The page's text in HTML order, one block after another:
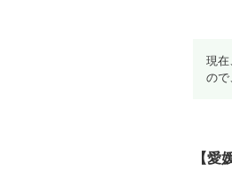
現在
ので
【愛